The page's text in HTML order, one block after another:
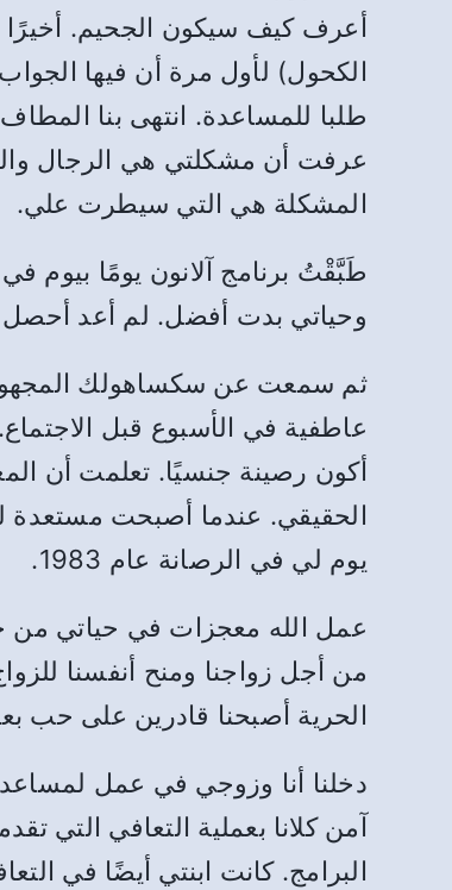
أعرف كيف سيكون الجحيم. أخيرًا
الكحول) لأول مرة أن فيها
طلبا للمساعدة. انتهى بنا
عرفت أن مشكلتي هي الرجال
المشكلة هي التي سيطرت علي.
طَبَّقْتُ برنامج آلانون يومًا بيوم
وحياتي بدت أفضل. لم أعد
ثم سمعت عن سكساهولك
عاطفية في الأسبوع قبل
أكون رصينة جنسيًا. تعلمت أن
الحقيقي. عندما أصبحت مستعدة
يوم لي في الرصانة عام 1983.
عمل الله معجزات في حياتي من
من أجل زواجنا ومنح أنفسنا
الحرية أصبحنا قادرين على حب
دخلنا أنا وزوجي في عمل لمساعدة
آمن كلانا بعملية التعافي التي
البرامج. كانت ابنتي أيضًا في